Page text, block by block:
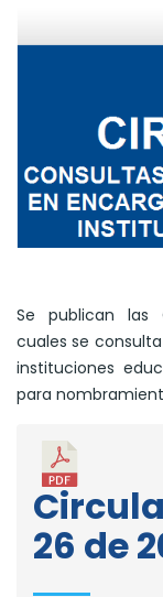
Se publican las
cuales se
instituciones
para
26 de